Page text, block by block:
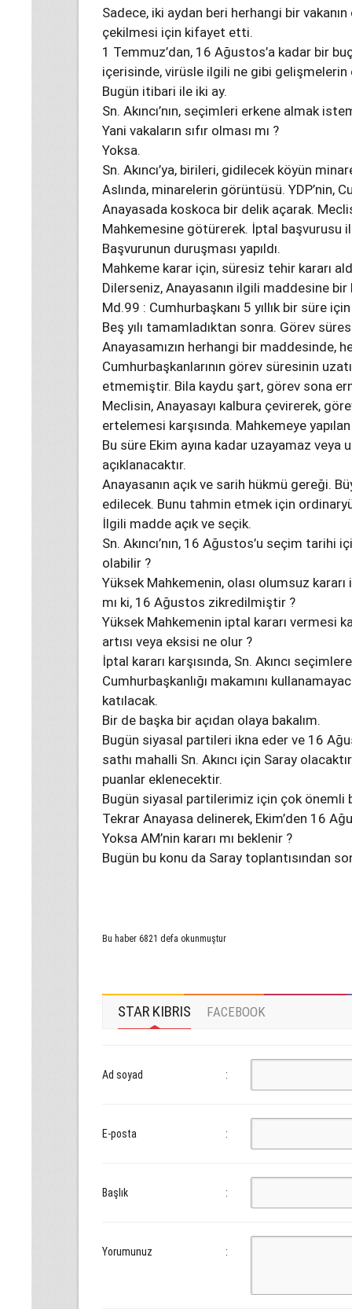
Sadece, iki aydan beri herhangi bir
çekilmesi için kifayet etti.
1 Temmuz’dan, 16 Ağustos’a kadar bir
içerisinde, virüsle ilgili ne gibi gelişmelerin
Bugün itibari ile iki ay.
Sn. Akıncı’nın, seçimleri erkene almak
Yani vakaların sıfır olması mı ?
Yoksa.
Sn. Akıncı’ya, birileri, gidilecek köyün
Aslında, minarelerin görüntüsü. YDP’nin,
Anayasada koskoca bir delik açarak.
Mahkemesine götürerek. İptal başvurusu
Başvurunun duruşması yapıldı.
Mahkeme karar için, süresiz tehir kararı
Dilerseniz, Anayasanın ilgili maddesine bir
Md.99 : Cumhurbaşkanı 5 yıllık bir süre
Beş yılı tamamladıktan sonra. Görev
Anayasamızın herhangi bir maddesinde,
Cumhurbaşkanlarının görev süresinin
etmemiştir. Bila kaydu şart, görev sona
Meclisin, Anayasayı kalbura çevirerek,
ertelemesi karşısında. Mahkemeye
Bu süre Ekim ayına kadar uzayamaz
açıklanacaktır.
Anayasanın açık ve sarih hükmü gereği.
edilecek. Bunu tahmin etmek için
İlgili madde açık ve seçik.
Sn. Akıncı’nın, 16 Ağustos’u seçim
olabilir ?
Yüksek Mahkemenin, olası olumsuz
mı ki, 16 Ağustos zikredilmiştir ?
Yüksek Mahkemenin iptal kararı vermesi
artısı veya eksisi ne olur ?
İptal kararı karşısında, Sn. Akıncı
Cumhurbaşkanlığı makamını
katılacak.
Bir de başka bir açıdan olaya bakalım.
Bugün siyasal partileri ikna eder ve 16
sathı mahalli Sn. Akıncı için Saray
puanlar eklenecektir.
Bugün siyasal partilerimiz için çok önemli
Tekrar Anayasa delinerek, Ekim’den 16
Yoksa AM’nin kararı mı beklenir ?
Bugün bu konu da Saray toplantısından
Bu haber 6821 defa okunmuştur
STAR KIBRIS FACEBOOK
Ad soyad :
E-posta :
Başlık :
Yorumunuz :